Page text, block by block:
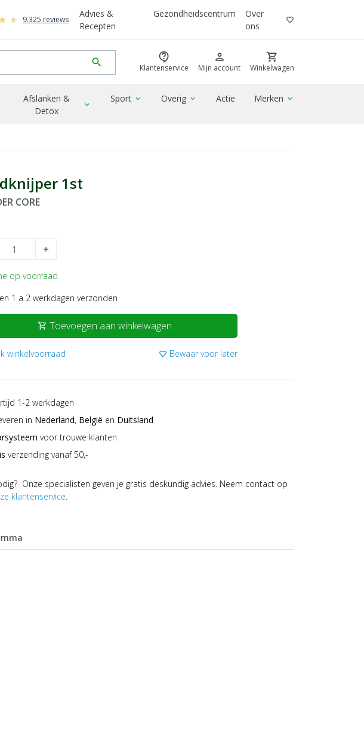
9.325 reviews
Advies &
Recepten
Gezondheidscentrum
Over
ons
favorite_border
search contact_support
Klantenservice
person
Mijn account
shopping_cart
Winkelwagen
Afslanken &
Detox
expand_more
Sport expand_more Overig expand_more Actie Merken expand_more
1st
CORE
add
op voorraad
1 a 2 werkdagen verzonden
shopping_cart Toevoegen aan winkelwagen
winkelvoorraad favorite_border Bewaar voor later
1-2 werkdagen
in Nederland, België en Duitsland
voor trouwe klanten
verzending vanaf 50,-
Onze specialisten geven je gratis deskundig advies. Neem contact op
klantenservice.